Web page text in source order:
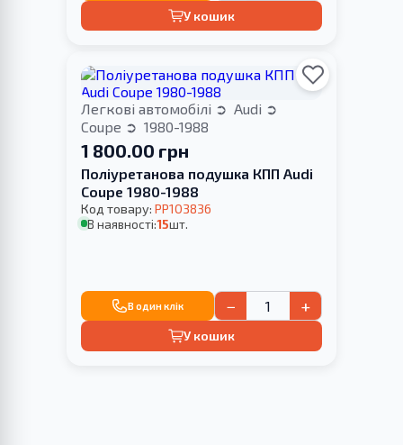
У кошик
Легкові автомобілі
Audi
Coupe
1980-1988
1 800.00 грн
Поліуретанова подушка КПП Audi
Coupe 1980-1988
Код товару: PP103836
В наявності:15шт.
В один клік − +
У кошик